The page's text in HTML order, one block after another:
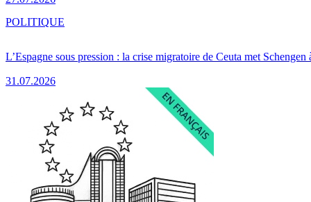
L’Espagne sous pression : la crise migratoire de Ceuta met Schengen
31.07.2026
POLITIQUE